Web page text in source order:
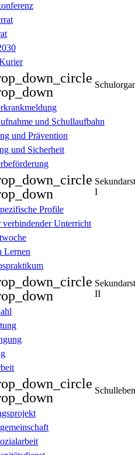
und Schullaufbahn
und Prävention
und Sicherheit
I
Profile
verbindender Unterricht
Lernen
II
Schulleben